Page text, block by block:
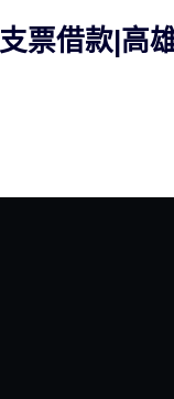
票借款|高